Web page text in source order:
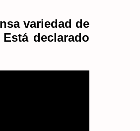
variedad de
declarado